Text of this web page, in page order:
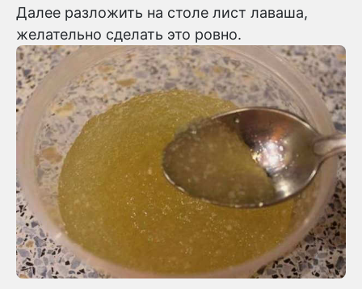
Далее разложить на столе лист лаваша,
желательно сделать это ровно.